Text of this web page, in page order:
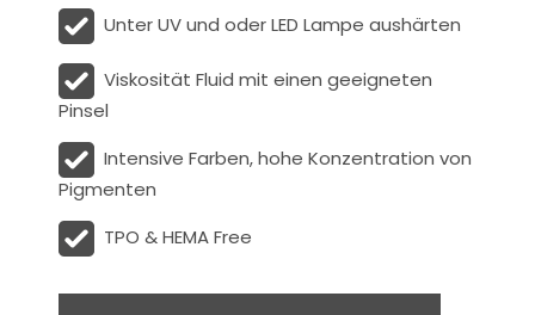
Unter UV und oder LED Lampe aushärten
ViskositätFluid mit einen geeigneten
Pinsel
Intensive Farben, hohe Konzentration von
Pigmenten
TPO & HEMA Free